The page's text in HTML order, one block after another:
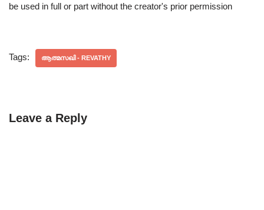
be used in full or part without the creator's prior permission
Tags: ആത്മസഖി - REVATHY
Leave a Reply